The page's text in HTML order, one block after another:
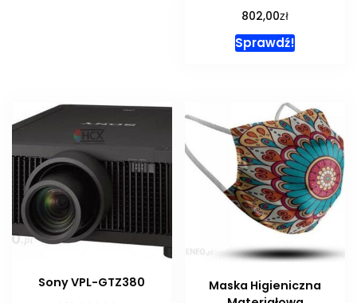
802,00zł
Sprawdź!
Sony VPL-GTZ380
Maska Higieniczna